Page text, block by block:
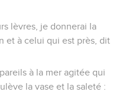
lèvres, je donnerai la
et à celui qui est près, dit
à la mer agitée qui
la vase et la saleté :